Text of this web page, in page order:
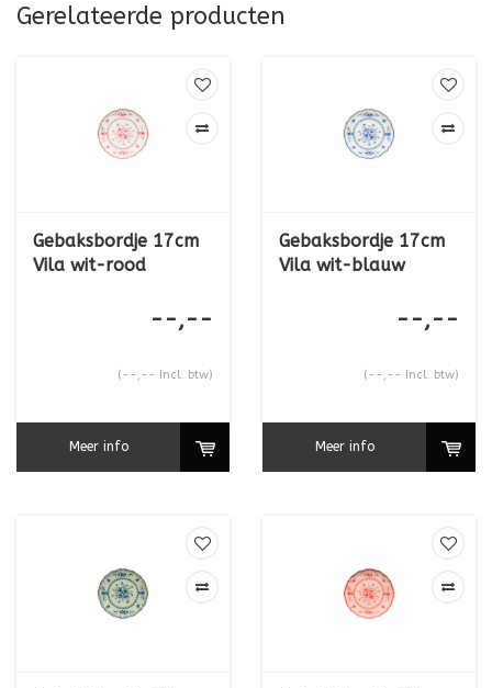
Gerelateerde producten
Gebaksbordje 17cm
Vila wit-rood
--,--
(--,-- Incl. btw)
Meer info
Gebaksbordje 17cm
Vila wit-blauw
--,--
(--,-- Incl. btw)
Meer info